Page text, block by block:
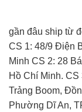
gần đâu ship từ
CS 1: 48/9 Điện
Minh CS 2: 28
Hồ Chí Minh.
Trảng Boom,
Phường Dĩ An,